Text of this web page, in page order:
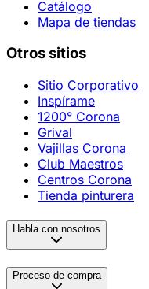
Catálogo
Mapa de tiendas
Otros sitios
Sitio Corporativo
Inspírame
1200° Corona
Grival
Vajillas Corona
Club Maestros
Centros Corona
Tienda pinturera
Habla con nosotros
Proceso de compra